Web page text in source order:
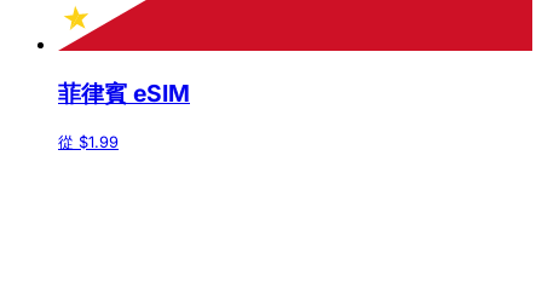
菲律賓 eSIM
從 $1.99